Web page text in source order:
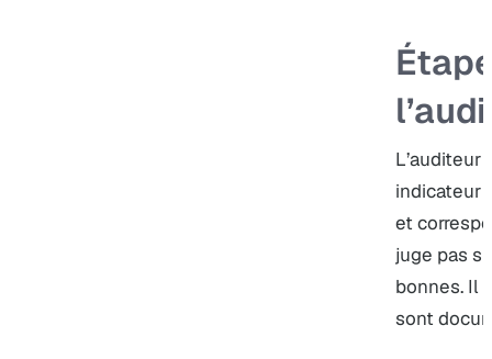
L’auditeur
indicateur
et
juge pas
bonnes. Il
sont